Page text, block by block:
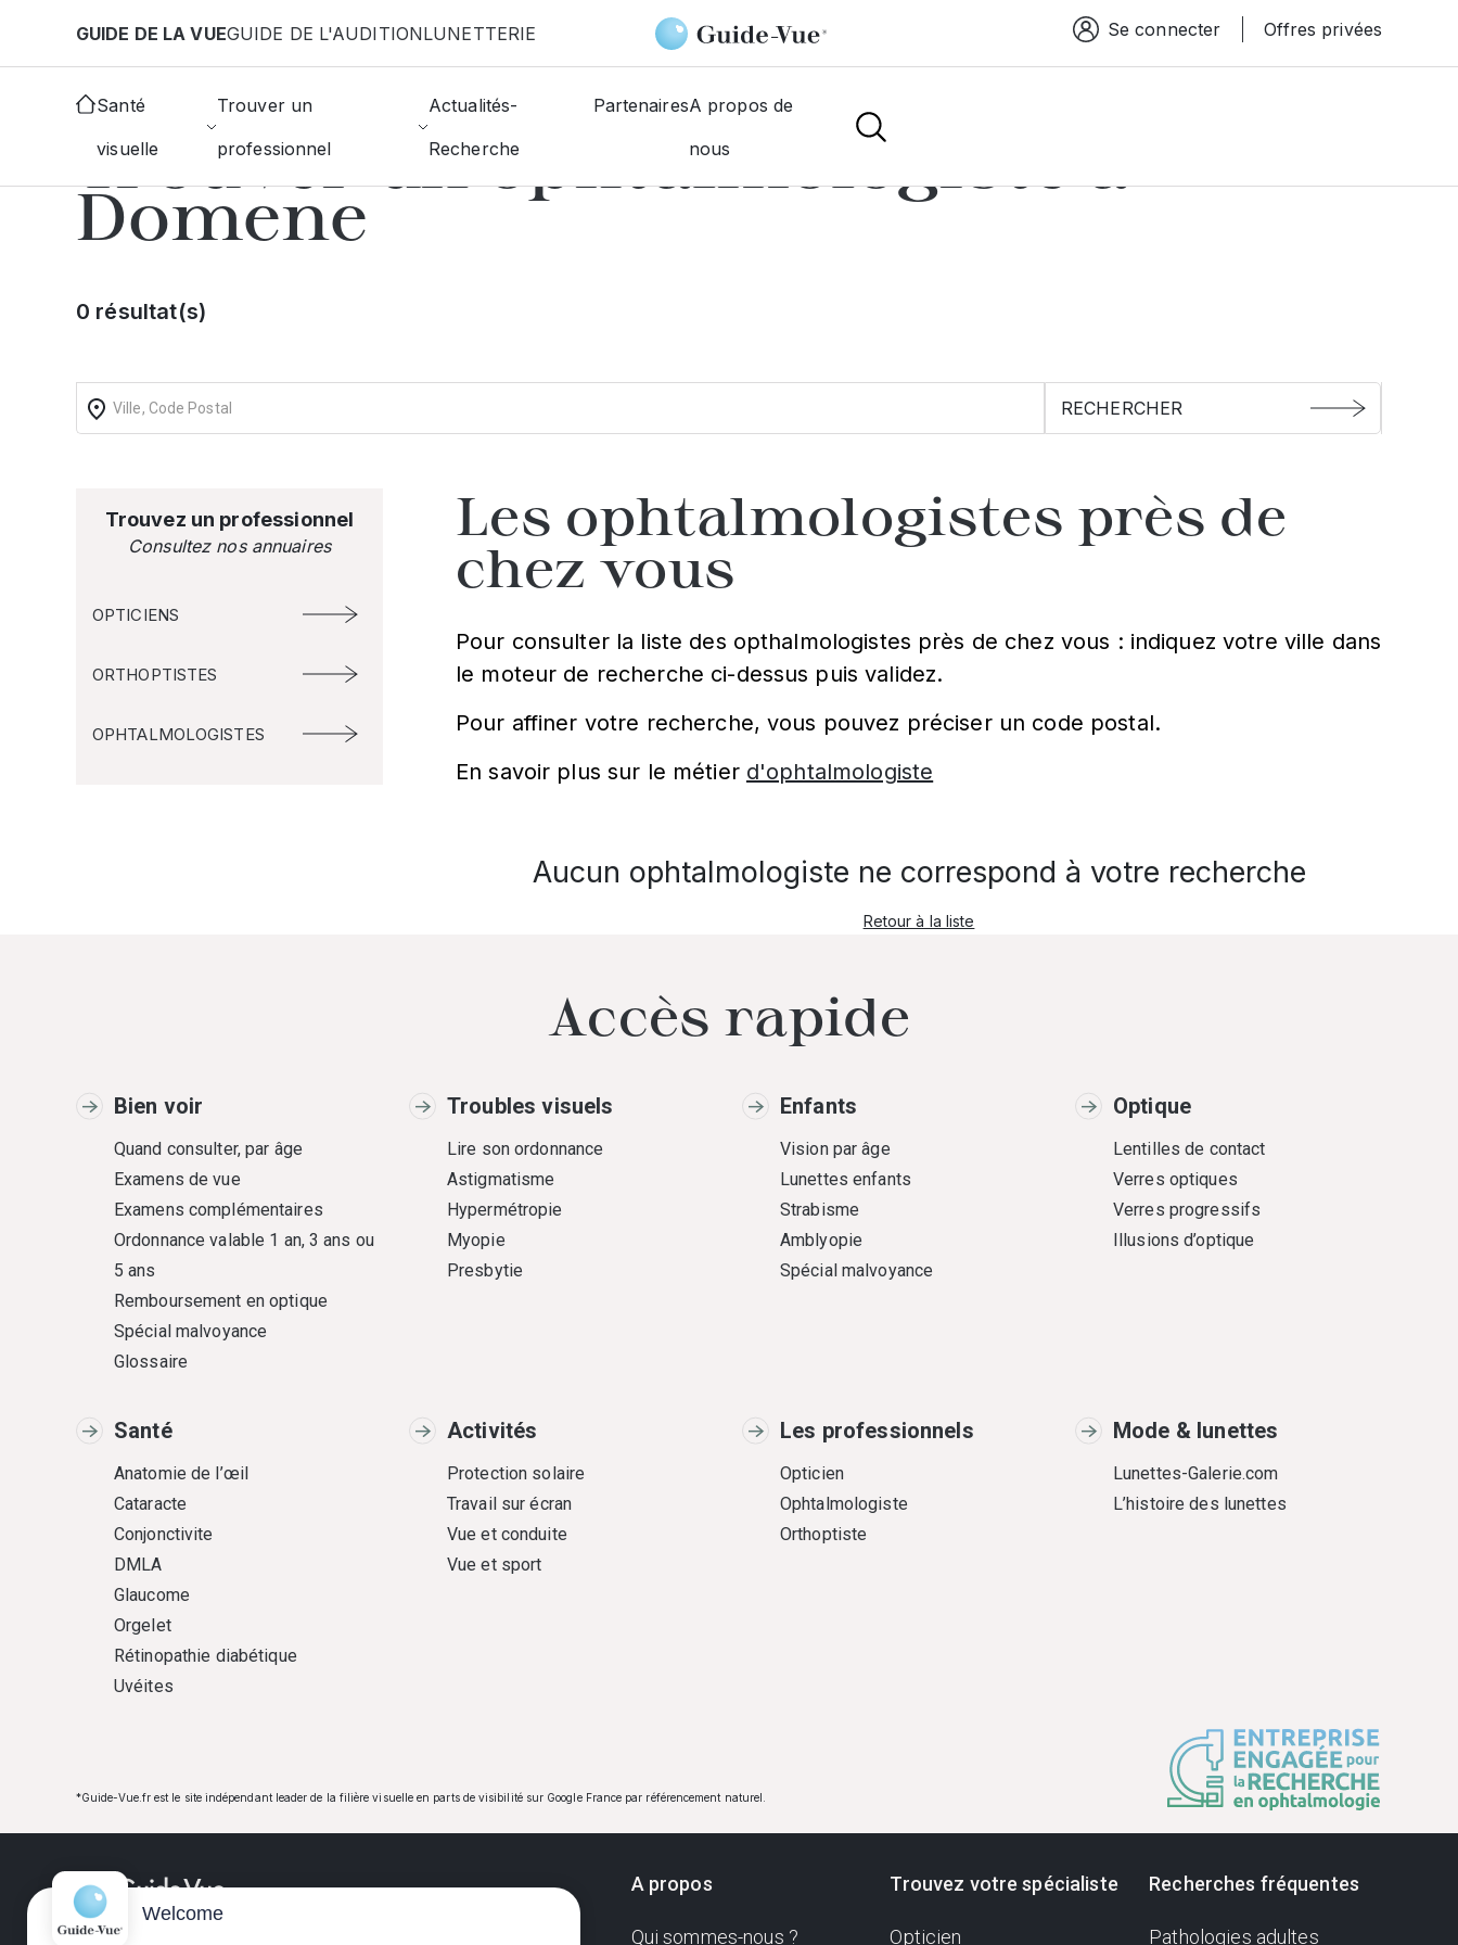
GUIDE DE LA VUEGUIDE DE L'AUDITIONLUNETTERIE Espace connexion
Se connecter Offres privées
Santé
visuelle
Trouver un
professionnel
Actualités-
Recherche
PartenairesA propos de
nous
Accueil Annuaire des ophtalmologistes Domene Trouver un Ophtalmologiste
Trouver un ophtalmologiste à
Domene
0 résultat(s)
Trouvez un professionnel
Consultez nos annuaires
OPTICIENS
ORTHOPTISTES
OPHTALMOLOGISTES
Les ophtalmologistes près de
chez vous
Pour consulter la liste des opthalmologistes près de chez vous : indiquez votre ville dans
le moteur de recherche ci-dessus puis validez.
Pour affiner votre recherche, vous pouvez préciser un code postal.
En savoir plus sur le métier d'ophtalmologiste
Aucun ophtalmologiste ne correspond à votre recherche
Retour à la liste
Accès rapide
Bien voir
Quand consulter, par âge
Examens de vue
Examens complémentaires
Ordonnance valable 1 an, 3 ans ou
5 ans
Remboursement en optique
Spécial malvoyance
Glossaire
Troubles visuels
Lire son ordonnance
Astigmatisme
Hypermétropie
Myopie
Presbytie
Enfants
Vision par âge
Lunettes enfants
Strabisme
Amblyopie
Spécial malvoyance
Optique
Lentilles de contact
Verres optiques
Verres progressifs
Illusions d’optique
Santé
Anatomie de l’œil
Cataracte
Conjonctivite
DMLA
Glaucome
Orgelet
Rétinopathie diabétique
Uvéites
Activités
Protection solaire
Travail sur écran
Vue et conduite
Vue et sport
Les professionnels
Opticien
Ophtalmologiste
Orthoptiste
Mode & lunettes
Lunettes-Galerie.com
L’histoire des lunettes
*Guide-Vue.fr est le site indépendant leader de la filière visuelle en parts de visibilité sur Google France par référencement naturel.
A propos
Qui sommes-nous ?
Trouvez votre spécialiste
Opticien
Recherches fréquentes
Pathologies adultes
Welcome